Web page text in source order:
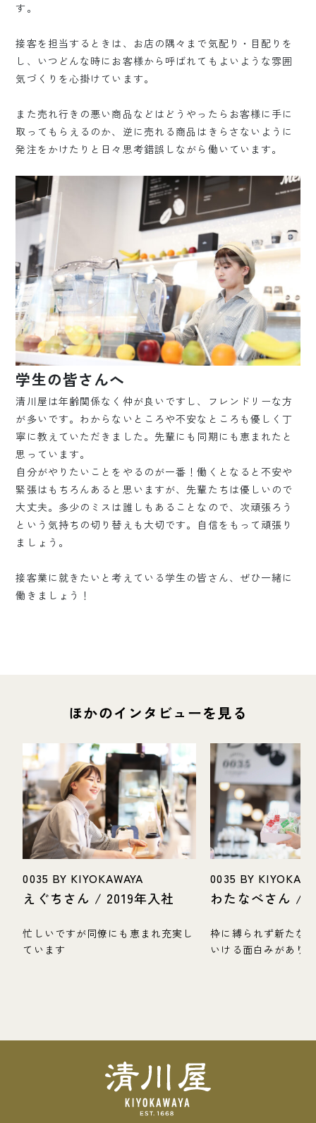
す。
接客を担当するときは、お店の隅々まで気配り・目配りを
し、いつどんな時にお客様から呼ばれてもよいような雰囲
気づくりを心掛けています。
また売れ行きの悪い商品などはどうやったらお客様に手に
取ってもらえるのか、逆に売れる商品はきらさないように
発注をかけたりと日々思考錯誤しながら働いています。
学生の皆さんへ
清川屋は年齢関係なく仲が良いですし、フレンドリーな方
が多いです。わからないところや不安なところも優しく丁
寧に教えていただきました。先輩にも同期にも恵まれたと
思っています。
自分がやりたいことをやるのが一番！働くとなると不安や
緊張はもちろんあると思いますが、先輩たちは優しいので
大丈夫。多少のミスは誰しもあることなので、次頑張ろう
という気持ちの切り替えも大切です。自信をもって頑張り
ましょう。
接客業に就きたいと考えている学生の皆さん、ぜひ一緒に
働きましょう！
ほかのインタビューを見る
0035 BY KIYOKAWAYA
えぐちさん / 2019年入社
忙しいですが同僚にも恵まれ充実し
ています
0035 BY
わたなべさん /
枠に縛られず新たな
いける面白みがあり